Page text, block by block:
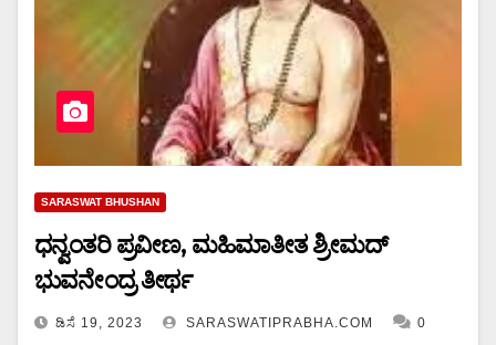
SARASWAT BHUSHAN
ಧನ್ವಂತರಿ ಪ್ರವೀಣ, ಮಹಿಮಾತೀತ ಶ್ರೀಮದ್
ಭುವನೇಂದ್ರ ತೀರ್ಥ
ಡಿಸೆ 19, 2023 SARASWATIPRABHA.COM 0